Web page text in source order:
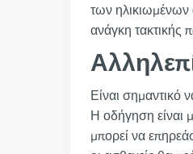
των ηλικιωμένων
ανάγκη
Είναι σημαντικό
Η οδήγηση είναι
μπορεί να